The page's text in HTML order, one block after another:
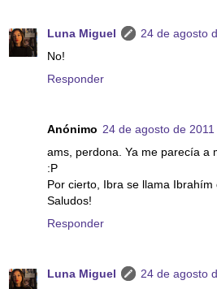
Luna Miguel
24 de agosto
No!
Responder
Anónimo 24 de agosto de
ams, perdona. Ya me parecía a
:P
Por cierto, Ibra se llama Ibrahím
Saludos!
Responder
Luna Miguel
24 de agosto